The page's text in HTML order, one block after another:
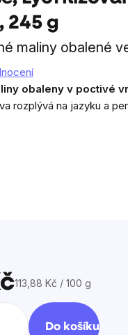
245 g
maliny obalené
obaleny v poctivé
rozplývá na jazyku a
Měrná
cena:
113,88 Kč / 100 g
Do košíku